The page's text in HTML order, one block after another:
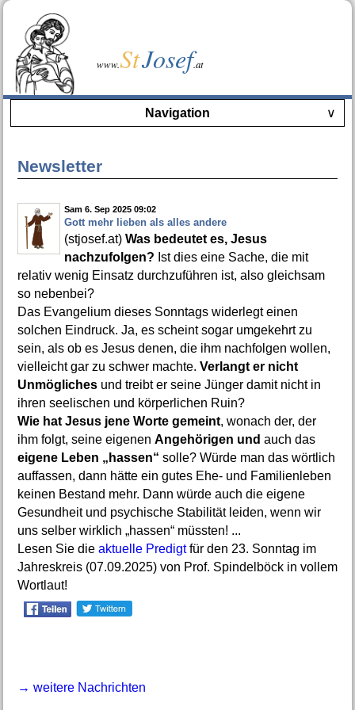
www.StJosef.at
Navigation ∨
Newsletter
Sam 6. Sep 2025 09:02
Gott mehr lieben als alles andere
(stjosef.at) Was bedeutet es, Jesus
nachzufolgen? Ist dies eine Sache, die mit
relativ wenig Einsatz durchzuführen ist, also gleichsam
so nebenbei?
Das Evangelium dieses Sonntags widerlegt einen
solchen Eindruck. Ja, es scheint sogar umgekehrt zu
sein, als ob es Jesus denen, die ihm nachfolgen wollen,
vielleicht gar zu schwer machte. Verlangt er nicht
Unmöglichesund treibt er seine Jünger damit nicht in
ihren seelischen und körperlichen Ruin?
Wie hat Jesus jene Worte gemeint, wonach der, der
ihm folgt, seine eigenen Angehörigen und auch das
eigene Leben „hassen“ solle? Würde man das wörtlich
auffassen, dann hätte ein gutes Ehe- und Familienleben
keinen Bestand mehr. Dann würde auch die eigene
Gesundheit und psychische Stabilität leiden, wenn wir
uns selber wirklich „hassen“ müssten! ...
Lesen Sie die aktuelle Predigtfür den 23. Sonntag im
Jahreskreis (07.09.2025) von Prof. Spindelböck in vollem
Wortlaut!
→ weitere Nachrichten